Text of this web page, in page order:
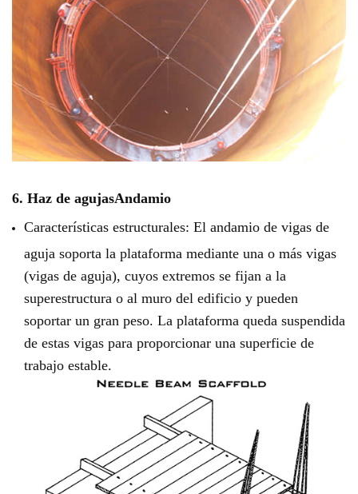
6. Haz de agujasAndamio
Características estructurales: El andamio de vigas de
aguja soporta la plataforma mediante una o más vigas
(vigas de aguja), cuyos extremos se fijan a la
superestructura o al muro del edificio y pueden
soportar un gran peso. La plataforma queda suspendida
de estas vigas para proporcionar una superficie de
trabajo estable.